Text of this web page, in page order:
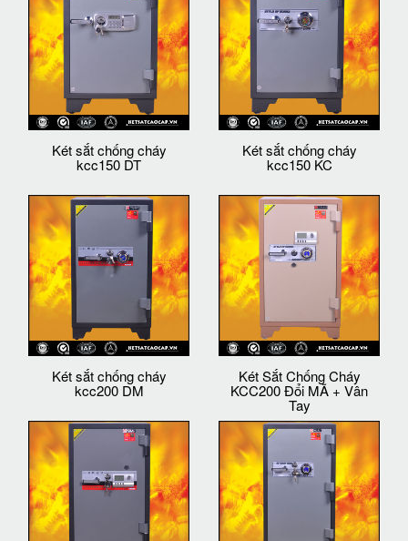
Két sắt chống cháy
kcc150 DT
Két sắt chống cháy
kcc150 KC
Két sắt chống cháy
kcc200 DM
Két Sắt Chống Cháy
KCC200 Đổi MÃ + Vân
Tay